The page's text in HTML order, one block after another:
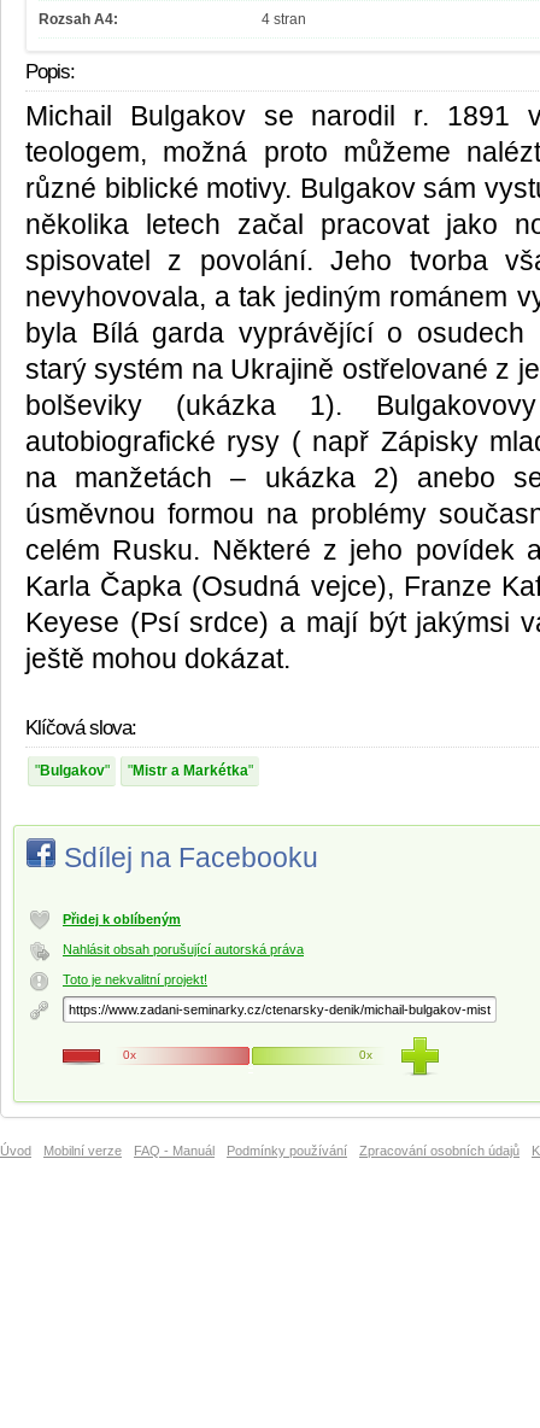
Rozsah A4: 4 stran
Popis:
Michail Bulgakov se narodil r. 1891
teologem, možná proto můžeme
různé biblické motivy. Bulgakov sám
několika letech začal pracovat jako
spisovatel z povolání. Jeho tvorba
nevyhovovala, a tak jediným románem
byla Bílá garda vyprávějící o osudech
starý systém na Ukrajině ostřelované z
bolševiky (ukázka 1).
autobiografické rysy ( např Zápisky
na manžetách – ukázka 2) anebo
úsměvnou formou na problémy
celém Rusku. Některé z jeho povídek
Karla Čapka (Osudná vejce), Franze
Keyese (Psí srdce) a mají být jakýmsi
ještě mohou dokázat.
Klíčová slova:
Bulgakov Mistr a Markétka
Sdílej na Facebooku
Přidej k oblíbeným
Nahlásit obsah porušující autorská práva
Toto je nekvalitní projekt!
0x 0x
Úvod Mobilní verze FAQ - Manuál Podmínky používání Zpracování osobních údajů